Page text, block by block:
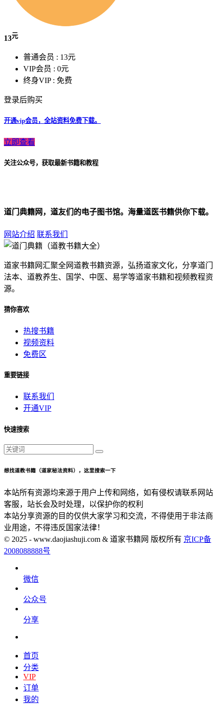
13元
普通会员 : 13元
VIP会员 : 0元
终身VIP : 免费
登录后购买
开通vip会员，全站资料免费下载。
立即查看
关注公众号，获取最新书籍和教程
道门典籍网，道友们的电子图书馆。海量道医书籍供你下载。
网站介绍 联系我们
道家书籍网汇聚全网道教书籍资源，弘扬道家文化，分享道门
法本、道教养生、国学、中医、易学等道家书籍和视频教程资
源。
猜你喜欢
热搜书籍
视频资料
免费区
重要链接
联系我们
开通VIP
快速搜索
想找道教书籍（道家秘法资料），这里搜索一下
本站所有资源均来源于用户上传和网络，如有侵权请联系网站
客服，站长会及时处理，以保护你的权利
本站分享资源的目的仅供大家学习和交流，不得使用于非法商
业用途，不得违反国家法律！
© 2025 - www.daojiashuji.com & 道家书籍网 版权所有 京ICP备
2008088888号
微信
公众号
分享
首页
分类
VIP
订单
我的